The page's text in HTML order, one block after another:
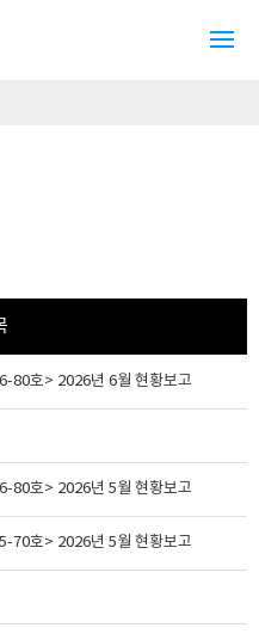
80호> 2026년 6월 현황보고
80호> 2026년 5월 현황보고
70호> 2026년 5월 현황보고